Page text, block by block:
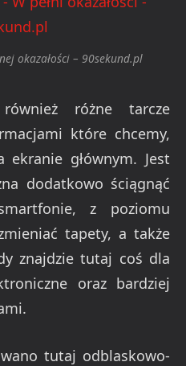
okazałości – 90sekund.pl
różne tarcze
które chcemy,
ekranie głównym. Jest
dodatkowo ściągnąć
z poziomu
tapety, a także
znajdzie tutaj coś dla
oraz bardziej
tutaj odblaskowo-